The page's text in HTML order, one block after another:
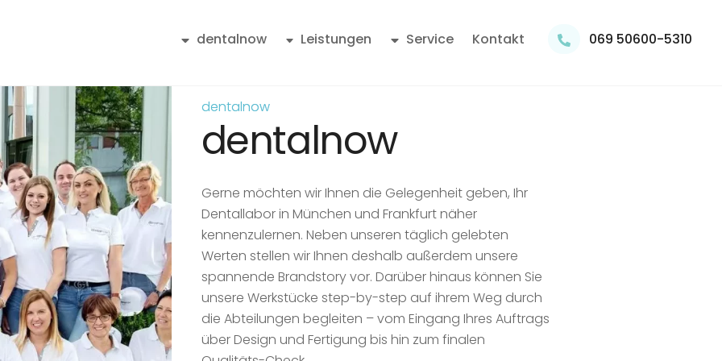
dentalnow Leistungen Service Kontakt 069 50600-5310
dentalnow
dentalnow
Gerne möchten wir Ihnen die Gelegenheit geben, Ihr
Dentallabor in München und Frankfurt näher
kennenzulernen. Neben unseren täglich gelebten
Werten stellen wir Ihnen deshalb außerdem unsere
spannende Brandstory vor. Darüber hinaus können Sie
unsere Werkstücke step-by-step auf ihrem Weg durch
die Abteilungen begleiten – vom Eingang Ihres Auftrags
über Design und Fertigung bis hin zum finalen